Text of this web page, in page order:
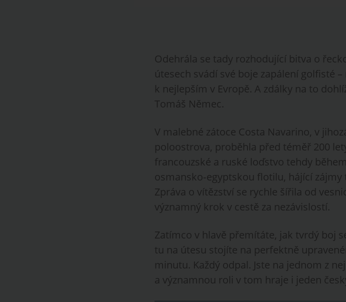
Odehrála se tady rozhodující bitva o
útesech svádí své boje zapálení golfisté
k nejlepším v Evropě. A zdálky na to
Tomáš Němec.
V malebné zátoce Costa Navarino, v
poloostrova, proběhla před téměř 200
francouzské a ruské loďstvo tehdy
osmansko‑egyptskou flotilu, hájící
Zpráva o vítězství se rychle šířila od
významný krok v cestě za nezávislostí.
Zatímco v hlavě přemítáte, jak tvrdý boj
tu na útesu stojíte na perfektně
minutu. Každý odpal. Jste na jednom z
a významnou roli v tom hraje i jeden